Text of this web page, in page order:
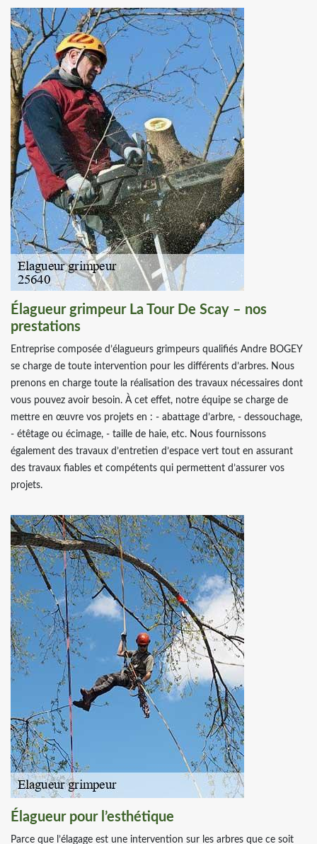
Élagueur grimpeur La Tour De Scay – nos
prestations
Entreprise composée d’élagueurs grimpeurs qualifiés Andre BOGEY
se charge de toute intervention pour les différents d’arbres. Nous
prenons en charge toute la réalisation des travaux nécessaires dont
vous pouvez avoir besoin. À cet effet, notre équipe se charge de
mettre en œuvre vos projets en : - abattage d’arbre, - dessouchage,
- étêtage ou écimage, - taille de haie, etc. Nous fournissons
également des travaux d’entretien d’espace vert tout en assurant
des travaux fiables et compétents qui permettent d’assurer vos
projets.
Élagueur pour l’esthétique
Parce que l’élagage est une intervention sur les arbres que ce soit